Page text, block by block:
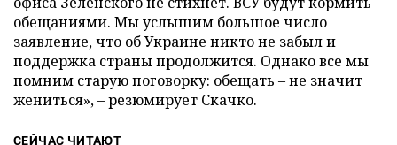
обещаниями. Мы услышим большое число
заявление, что об Украине никто не забыл и
поддержка страны продолжится. Однако все мы
помним старую поговорку: обещать – не значит
жениться», – резюмирует Скачко.
СЕЙЧАС ЧИТАЮТ